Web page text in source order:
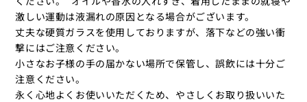
激しい運動は液漏れの原因となる場合がございます。
丈夫な硬質ガラスを使用しておりますが、落下などの強い衝
撃にはご注意ください。
小さなお子様の手の届かない場所で保管し、誤飲には十分ご
注意ください。
永く心地よくお使いいただくため、やさしくお取り扱いいた